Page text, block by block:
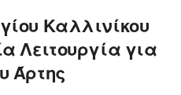
Καλλινίκου
Λειτουργία για
Άρτης